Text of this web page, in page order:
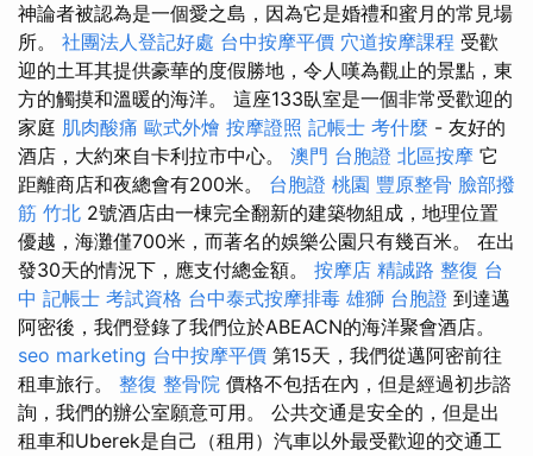
神論者被認為是一個愛之島，因為它是婚禮和蜜月的常見場
所。 社團法人登記好處 台中按摩平價 穴道按摩課程 受歡
迎的土耳其提供豪華的度假勝地，令人嘆為觀止的景點，東
方的觸摸和溫暖的海洋。 這座133臥室是一個非常受歡迎的
家庭 肌肉酸痛 歐式外燴 按摩證照 記帳士 考什麼 - 友好的
酒店，大約來自卡利拉市中心。 澳門 台胞證 北區按摩 它
距離商店和夜總會有200米。 台胞證 桃園 豐原整骨 臉部撥
筋 竹北 2號酒店由一棟完全翻新的建築物組成，地理位置
優越，海灘僅700米，而著名的娛樂公園只有幾百米。 在出
發30天的情況下，應支付總金額。 按摩店 精誠路 整復 台
中 記帳士 考試資格 台中泰式按摩排毒 雄獅 台胞證 到達邁
阿密後，我們登錄了我們位於ABEACN的海洋聚會酒店。
seo marketing 台中按摩平價 第15天，我們從邁阿密前往
租車旅行。 整復 整骨院 價格不包括在內，但是經過初步諮
詢，我們的辦公室願意可用。 公共交通是安全的，但是出
租車和Uberek是自己（租用）汽車以外最受歡迎的交通工